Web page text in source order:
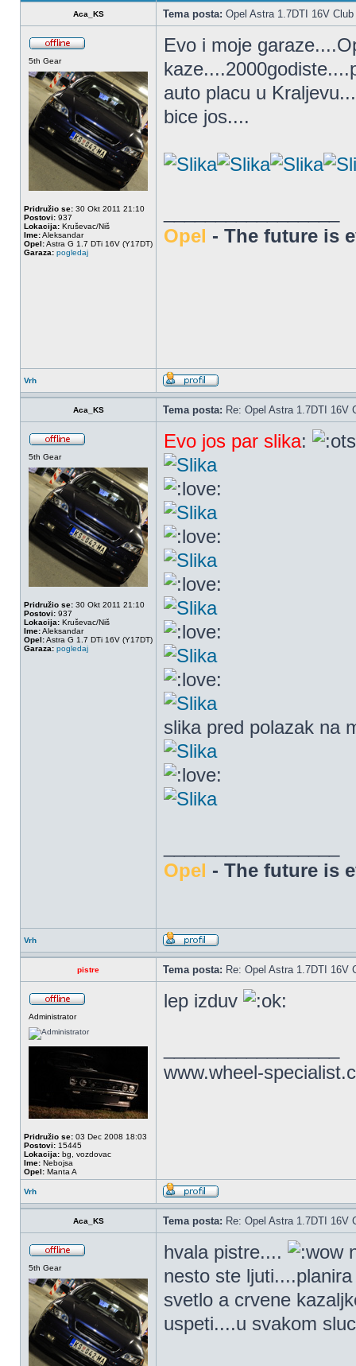
Aca_KS Tema posta: Opel Astra 1.7DTI 16V Club
5th Gear
Pridružio se: 30 Okt 2011 21:10
Postovi: 937
Lokacija: Kruševac/Niš
Ime:Aleksandar
Opel:Astra G 1.7 DTi 16V (Y17DT)
Garaza: pogledaj
Evo i moje
auto placu u
bice jos....
Opel - The future is
Vrh
Aca_KS Tema posta: Re: Opel Astra 1.7DTI 16V
5th Gear
Pridružio se: 30 Okt 2011 21:10
Postovi: 937
Lokacija: Kruševac/Niš
Ime:Aleksandar
Opel:Astra G 1.7 DTi 16V (Y17DT)
Garaza: pogledaj
Evo jos par slika:
slika pred polazak na
Opel - The future is
Vrh
pistre Tema posta: Re: Opel Astra 1.7DTI 16V
Administrator
Pridružio se: 03 Dec 2008 18:03
Postovi: 15445
Lokacija: bg, vozdovac
Ime: Nebojsa
Opel: Manta A
lep izduv
www.wheel-
Vrh
Aca_KS Tema posta: Re: Opel Astra 1.7DTI 16V
5th Gear
hvala pistre....
nesto ste
svetlo a crvene
uspeti....u svakom